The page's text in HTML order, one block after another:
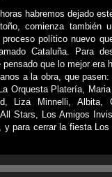
habremos dejado
comienza también
político nuevo
Cataluña. Para
pensado que lo mejor era
a la obra, que
Orquesta Platería,
Liza Minnelli, Albita,
Stars, Los Amigos
y para cerrar la fiesta